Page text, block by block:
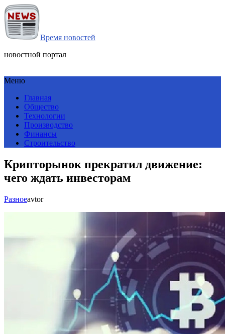
Время новостей
новостной портал
Меню
Главная
Общество
Технологии
Производство
Финансы
Строительство
Крипторынок прекратил движение:
чего ждать инвесторам
Разноеavtor